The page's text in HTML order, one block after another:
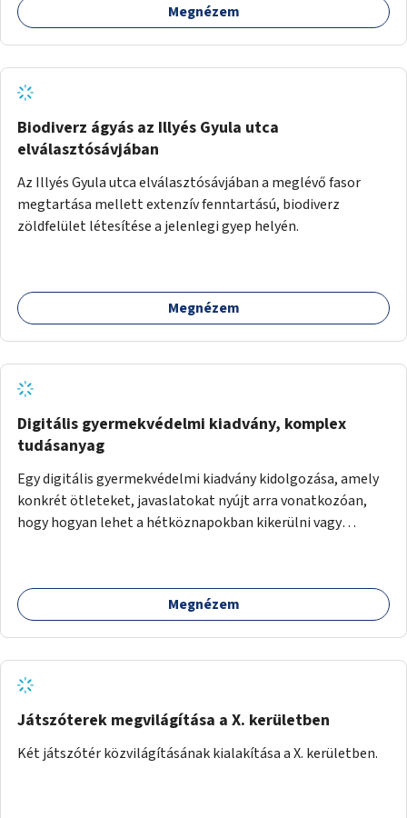
Megnézem
Biodiverz ágyás az Illyés Gyula utca
elválasztósávjában
Az Illyés Gyula utca elválasztósávjában a meglévő fasor
megtartása mellett extenzív fenntartású, biodiverz
zöldfelület létesítése a jelenlegi gyep helyén.
Megnézem
Digitális gyermekvédelmi kiadvány, komplex
tudásanyag
Egy digitális gyermekvédelmi kiadvány kidolgozása, amely
konkrét ötleteket, javaslatokat nyújt arra vonatkozóan,
hogy hogyan lehet a hétköznapokban kikerülni vagy
Megnézem
Játszóterek megvilágítása a X. kerületben
Két játszótér közvilágításának kialakítása a X. kerületben.